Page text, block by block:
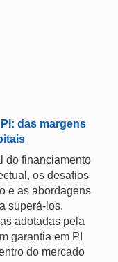
das margens
do financiamento
os desafios
e as abordagens
superá-los.
adotadas pela
garantia em PI
do mercado